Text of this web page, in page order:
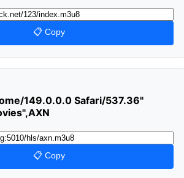
📋 Copy
149.0.0.0 Safari/537.36"
📋 Copy